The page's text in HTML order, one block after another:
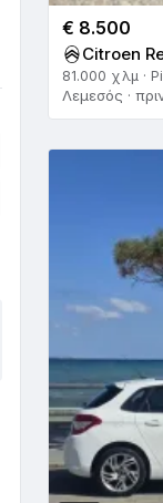
€ 8.500
Citroen
81.000 χλμ ·
Λεμεσός ·